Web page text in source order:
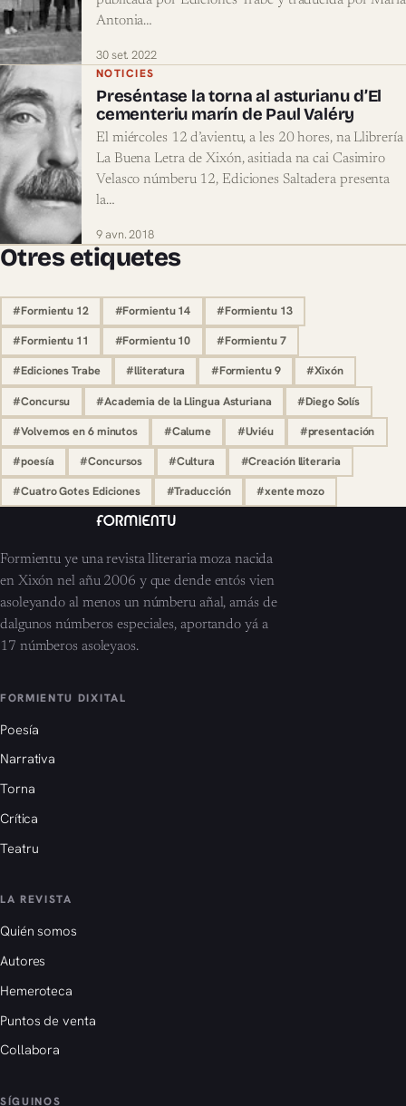
Antonia…
30 set. 2022
NOTICIES
Preséntase la torna al asturianu d’El
cementeriu marín de Paul Valéry
El miércoles 12 d’avientu, a les 20 hores, na Llibrería
La Buena Letra de Xixón, asitiada na cai Casimiro
Velasco númberu 12, Ediciones Saltadera presenta
la…
9 avn. 2018
Otres etiquetes
#Formientu 12 #Formientu 14 #Formientu 13
#Formientu 11 #Formientu 10 #Formientu 7
#Ediciones Trabe #lliteratura #Formientu 9 #Xixón
#Concursu #Academia de la Llingua Asturiana #Diego Solís
#Volvemos en 6 minutos #Calume #Uviéu #presentación
#poesía #Concursos #Cultura #Creación lliteraria
#Cuatro Gotes Ediciones #Traducción #xente mozo
Formientu ye una revista lliteraria moza nacida
en Xixón nel añu 2006 y que dende entós vien
asoleyando al menos un númberu añal, amás de
dalgunos númberos especiales, aportando yá a
17 númberos asoleyaos.
FORMIENTU DIXITAL
Poesía
Narrativa
Torna
Crítica
Teatru
LA REVISTA
Quién somos
Autores
Hemeroteca
Puntos de venta
Collabora
SÍGUINOS